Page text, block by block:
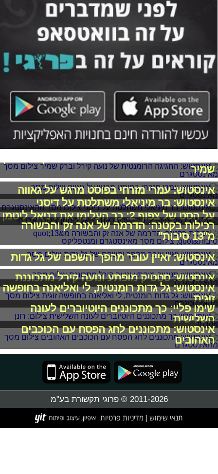
שמיר
אינסטוש: עמרי מזרחי בפוסט מרגש על גאווה
אינסטוש: בר מיניאלי משתלטת על דיסני
על הסט של צפוף 2: כך העלימו את דניאל ליטמן
רכילות בקטנה: הדרמה של אנה זק והבשורה
מ"13 סיבות"
אינסטוש: זאיין עובר מהפך והשפם של גל גדות
אינסטוש: סטטיק מופתע ונועה קירל מתכוננת
אינסטוש: גל גדות רומנטית, לי ואליאנה בחופשה
זוגית
שימו פליי: כך מתכוננים היוטיוברים לעונה
השלישית
אינסטוש: מתכוננים לחג הפסח עם הכוכבים
האהובים
2011-2026 © פרוגי תקשורת בע"מ
תנאי שימוש מדיניות פרטיות